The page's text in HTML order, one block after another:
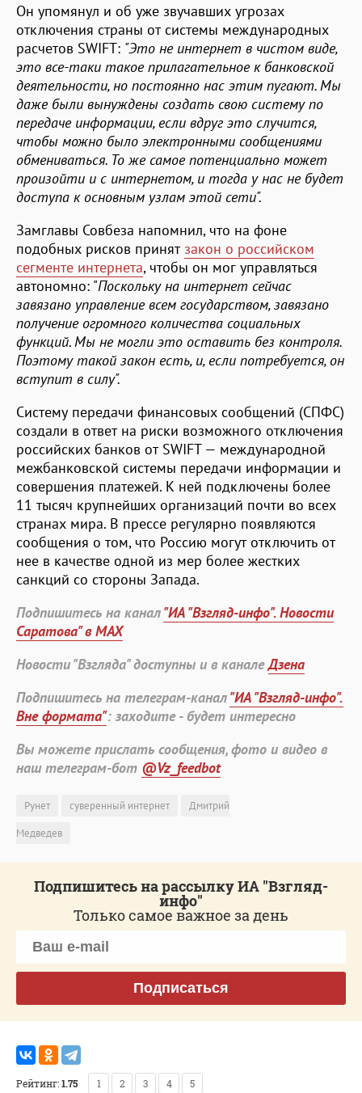
Он упомянул и об уже звучавших угрозах
отключения страны от системы международных
расчетов SWIFT: "Это не интернет в чистом виде,
это все-таки такое прилагательное к банковской
деятельности, но постоянно нас этим пугают. Мы
даже были вынуждены создать свою систему по
передаче информации, если вдруг это случится,
чтобы можно было электронными сообщениями
обмениваться. То же самое потенциально может
произойти и с интернетом, и тогда у нас не будет
доступа к основным узлам этой сети".
Замглавы Совбеза напомнил, что на фоне
подобных рисков принятзакон о российском
сегменте интернета, чтобы он мог управляться
автономно: "Поскольку на интернет сейчас
завязано управление всем государством, завязано
получение огромного количества социальных
функций. Мы не могли это оставить без контроля.
Поэтому такой закон есть, и, если потребуется, он
вступит в силу".
Систему передачи финансовых сообщений (СПФС)
создали в ответ на риски возможного отключения
российских банков от SWIFT — международной
межбанковской системы передачи информации и
совершения платежей. К ней подключены более
11 тысяч крупнейших организаций почти во всех
странах мира. В прессе регулярно появляются
сообщения о том, что Россию могут отключить от
нее в качестве одной из мер более жестких
санкций со стороны Запада.
Подпишитесь на канал"ИА "Взгляд-инфо". Новости
Саратова" в MAX
Новости "Взгляда" доступны и в каналеДзена
Подпишитесь на телеграм-канал"ИА "Взгляд-инфо".
Вне формата": заходите - будет интересно
Вы можете прислать сообщения, фото и видео в
наш телеграм-бот @Vz_feedbot
Рунет суверенный интернет
Дмитрий
Медведев
Подпишитесь на рассылку ИА "Взгляд-
инфо"
Только самое важное за день
Подписаться
Рейтинг:1.75 1 2 3 4 5